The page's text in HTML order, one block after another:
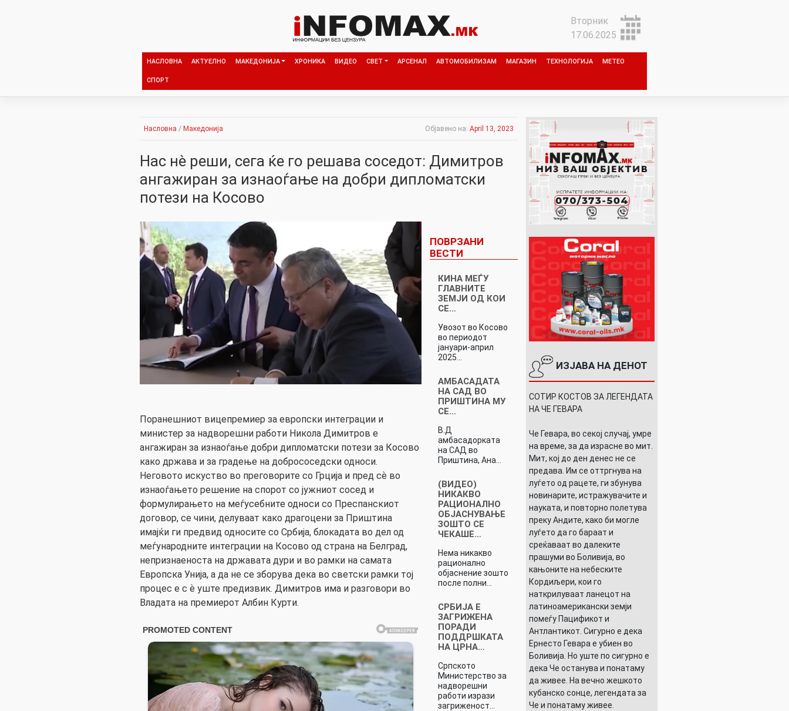
Вторник
17.06.2025
НАСЛОВНА АКТУЕЛНО МАКЕДОНИЈА ХРОНИКА ВИДЕО СВЕТ АРСЕНАЛ АВТОМОБИЛИЗАМ МАГАЗИН ТЕХНОЛОГИЈА МЕТЕО
СПОРТ
Насловна / Македонија Објавено на: April 13, 2023
Нас нè реши, сега ќе го решава соседот: Димитров
ангажиран за изнаоѓање на добри дипломатски
потези на Косово
Поранешниот вицепремиер за европски интеграции и
министер за надворешни работи Никола Димитров е
ангажиран за изнаоѓање добри дипломатски потези за Косово
како држава и за градење на добрососедски односи.
Неговото искуство во преговорите со Грција и пред сѐ во
изнаоѓањето решение на спорот со јужниот сосед и
формулирањето на меѓусебните односи со Преспанскиот
договор, се чини, делуваат како драгоцени за Приштина
имајќи ги предвид односите со Србија, блокадата во дел од
меѓународните интеграции на Косово од страна на Белград,
непризнаеноста на државата дури и во рамки на самата
Европска Унија, а да не се зборува дека во светски рамки тој
процес е с ѐ уште предизвик. Димитров има и разговори во
Владата на премиерот Албин Курти.
ПОВРЗАНИ
ВЕСТИ
КИНА МЕЃУ
ГЛАВНИТЕ
ЗЕМЈИ ОД КОИ
СЕ…
Увозот во Косово
во периодот
јануари-април
2025…
АМБАСАДАТА
НА САД ВО
ПРИШТИНА МУ
СЕ…
В.Д
амбасадорката
на САД во
Приштина, Ана…
(ВИДЕО)
НИКАКВО
РАЦИОНАЛНО
ОБЈАСНУВАЊЕ
ЗОШТО СЕ
ЧЕКАШЕ…
Нема никакво
рационално
објаснение зошто
после полни…
СРБИЈА Е
ЗАГРИЖЕНА
ПОРАДИ
ПОДДРШКАТА
НА ЦРНА…
Српското
Министерство за
надворешни
работи изрази
загриженост…
ИЗЈАВА НА ДЕНОТ
СОТИР КОСТОВ ЗА ЛЕГЕНДАТА
НА ЧЕ ГЕВАРА
Че Гевара, во секој случај, умре
на време, за да израсне во мит.
Мит, кој до ден денес не се
предава. Им се оттргнува на
луѓето од рацете, ги збунува
новинарите, истражувачите и
науката, и повторно полетува
преку Андите, како би могле
луѓето да го бараат и
среќаваат во далеките
прашуми во Боливија, во
кањоните на небеските
Кордиљери, кои го
наткрилуваат ланецот на
латиноамерикански земји
помеѓу Пацификот и
Антлантикот. Сигурно е дека
Ернесто Гевара е убиен во
Боливија. Но уште по сигурно е
дека Че останува и понатаму
да живее. На вечно жешкото
кубанско сонце, легендата за
Че и понатаму живее.